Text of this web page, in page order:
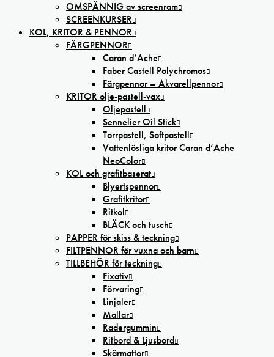
OMSPÄNNIG av screenram
SCREENKURSER
KOL, KRITOR & PENNOR
FÄRGPENNOR
Caran d’Ache
Faber Castell Polychromos
Färgpennor – Akvarellpennor
KRITOR olje-pastell-vax
Oljepastell
Sennelier Oil Stick
Torrpastell, Softpastell
Vattenlösliga kritor Caran d’Ache
NeoColor
KOL och grafitbaserat
Blyertspennor
Grafitkritor
Ritkol
BLÄCK och tusch
PAPPER för skiss & teckning
FILTPENNOR för vuxna och barn
TILLBEHÖR för teckning
Fixativ
Förvaring
Linjaler
Mallar
Radergummin
Ritbord & Ljusbord
Skärmattor